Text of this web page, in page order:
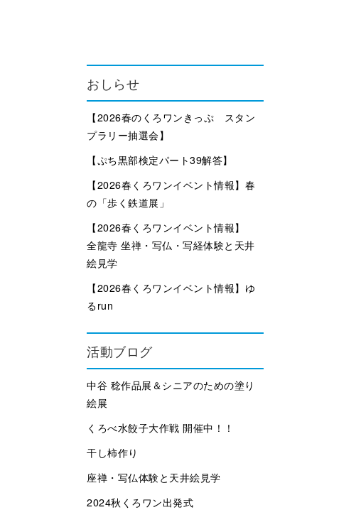
おしらせ
【2026春のくろワンきっぷ スタン
プラリー抽選会】
【ぷち黒部検定パート39解答】
【2026春くろワンイベント情報】春
の「歩く鉄道展」
【2026春くろワンイベント情報】
全龍寺 坐禅・写仏・写経体験と天井
絵見学
【2026春くろワンイベント情報】ゆ
るrun
活動ブログ
中谷 稔作品展＆シニアのための塗り
絵展
くろべ水餃子大作戦 開催中！！
干し柿作り
座禅・写仏体験と天井絵見学
2024秋くろワン出発式